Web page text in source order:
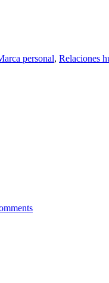
personal, Relaciones